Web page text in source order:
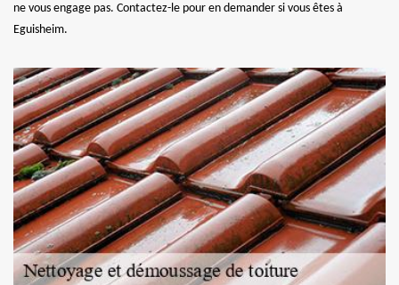
ne vous engage pas. Contactez-le pour en demander si vous êtes à
Eguisheim.